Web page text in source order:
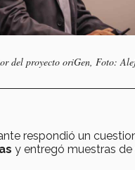
del proyecto oriGen, Foto:
respondió un
y entregó muestras de